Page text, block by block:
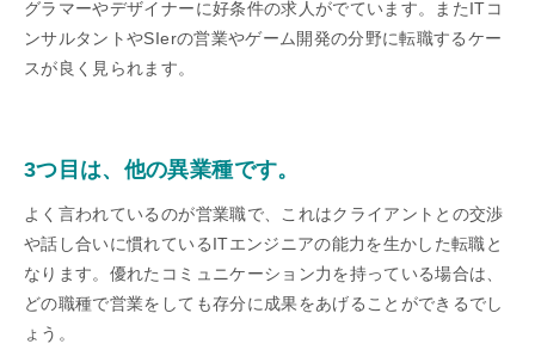
グラマーやデザイナーに好条件の求人がでています。またITコ
ンサルタントやSIerの営業やゲーム開発の分野に転職するケー
スが良く見られます。
3つ目は、他の異業種です。
よく言われているのが営業職で、これはクライアントとの交渉
や話し合いに慣れているITエンジニアの能力を生かした転職と
なります。優れたコミュニケーション力を持っている場合は、
どの職種で営業をしても存分に成果をあげることができるでし
ょう。